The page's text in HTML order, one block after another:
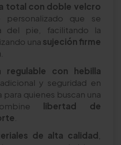
total con doble velcro
que se
del pie, facilitando la
una sujeción firme
regulable con hebilla
y seguridad en
quienes buscan una
libertad de
de alta calidad